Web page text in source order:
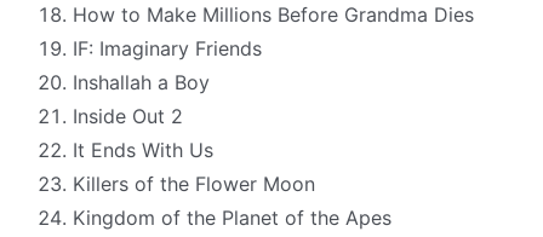
How to Make Millions Before Grandma Dies
IF: Imaginary Friends
Inshallah a Boy
Inside Out 2
It Ends With Us
Killers of the Flower Moon
Kingdom of the Planet of the Apes